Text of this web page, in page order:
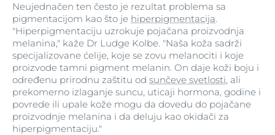
Neujednačen ten često je rezultat problema sa
pigmentacijom kao što je hiperpigmentacija.
"Hiperpigmentaciju uzrokuje pojačana proizvodnja
melanina," kaže Dr Ludge Kolbe. "Naša koža sadrži
specijalizovane ćelije, koje se zovu melanociti i koje
proizvode tamni pigment melanin. On daje koži boju i
određenu prirodnu zaštitu od sunčeve svetlosti, ali
prekomerno izlaganje suncu, uticaji hormona, godine i
povrede ili upale kože mogu da dovedu do pojačane
proizvodnje melanina i da deluju kao okidači za
hiperpigmentaciju."